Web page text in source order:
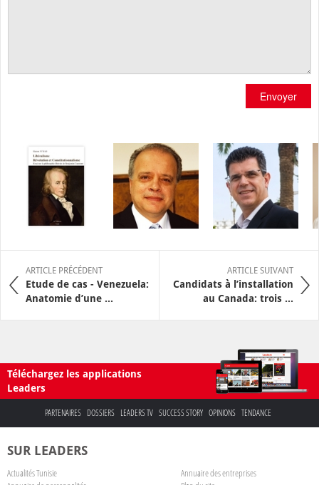
Envoyer
ARTICLE PRÉCÉDENT
Etude de cas - Venezuela:
Anatomie d’une ...
ARTICLE SUIVANT
Candidats à l’installation
au Canada: trois ...
Téléchargez les applications
Leaders
PARTENAIRES DOSSIERS LEADERS TV SUCCESS STORY OPINIONS TENDANCE
SUR LEADERS
Actualités Tunisie
Annuaire des entreprises